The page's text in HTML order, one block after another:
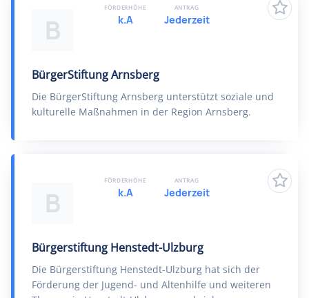
B
BürgerStiftung Arnsberg
Die BürgerStiftung Arnsberg unterstützt soziale und
kulturelle Maßnahmen in der Region Arnsberg.
FÖRDERHÖHE
k.A
ANTRAG
Jederzeit
B
Bürgerstiftung Henstedt-Ulzburg
Die Bürgerstiftung Henstedt-Ulzburg hat sich der
Förderung der Jugend- und Altenhilfe und weiteren
FÖRDERHÖHE
k.A
ANTRAG
Jederzeit